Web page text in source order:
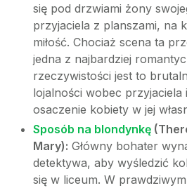
się pod drzwiami żony
przyjaciela z planszami, na
miłość. Chociaż scena ta
jedna z najbardziej
rzeczywistości jest to
lojalności wobec przyjaciela
osaczenie kobiety w jej
Sposób na blondynkę
Mary): Główny bohater
detektywa, aby wyśledzić
się w liceum. W